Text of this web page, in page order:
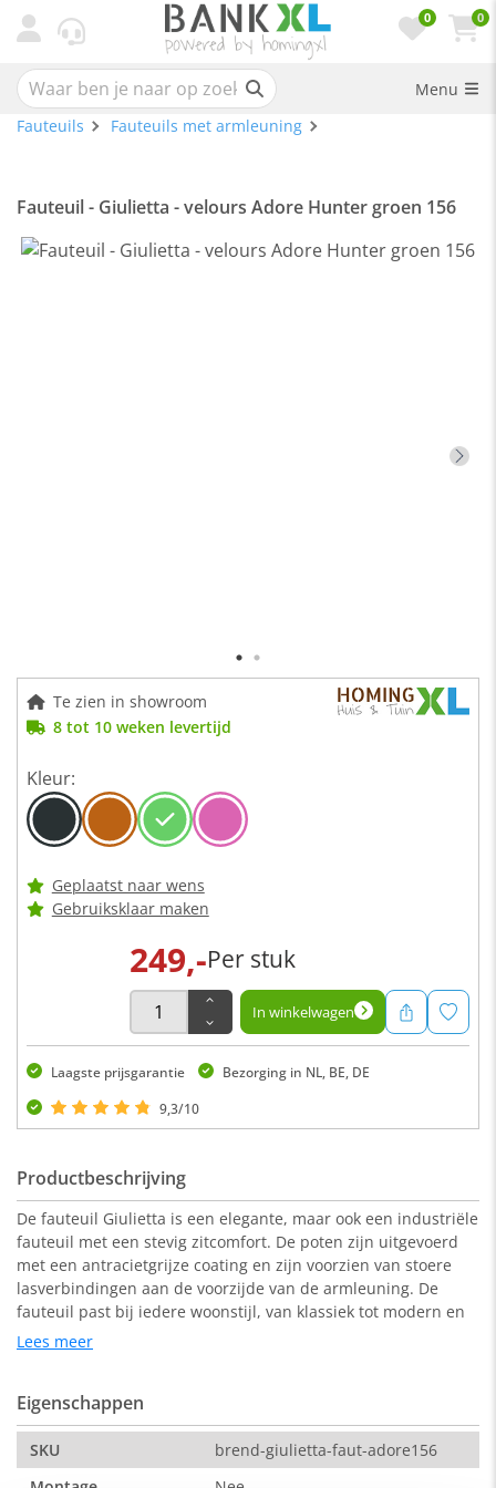
0 0
Menu
Fauteuils
Fauteuils met armleuning
Fauteuil - Giulietta - velours Adore Hunter groen 156
Te zien in showroom
8 tot 10 weken levertijd
Kleur:
Geplaatst naar wens
Gebruiksklaar maken
249,-Per stuk
In winkelwagen
Laagste prijsgarantie
Bezorging in NL, BE, DE
9,3/10
Productbeschrijving
De fauteuil Giulietta is een elegante, maar ook een industriële
fauteuil met een stevig zitcomfort. De poten zijn uitgevoerd
met een antracietgrijze coating en zijn voorzien van stoere
lasverbindingen aan de voorzijde van de armleuning. De
fauteuil past bij iedere woonstijl, van klassiek tot modern en
van landelijk tot trendy. Een heerlijke stoel om lekker in weg
Afmetingen:
61 x 79 x 82 cm ( b x d x h )
Lees meer
Eigenschappen
SKU
brend-giulietta-faut-adore156